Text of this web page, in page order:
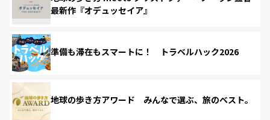
最新作『オデュッセイア』
準備も滞在もスマートに！ トラベルハック2026
地球の歩き方アワード みんなで選ぶ、旅のベスト。